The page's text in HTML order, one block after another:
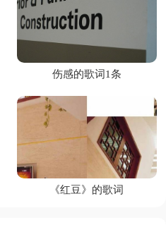
伤感的歌词1条
《红豆》的歌词